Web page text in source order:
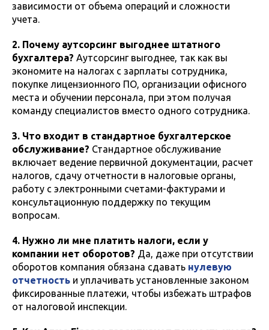
зависимости от объема операций и сложности
учета.
2. Почему аутсорсинг выгоднее штатного
бухгалтера? Аутсорсинг выгоднее, так как вы
экономите на налогах с зарплаты сотрудника,
покупке лицензионного ПО, организации офисного
места и обучении персонала, при этом получая
команду специалистов вместо одного сотрудника.
3. Что входит в стандартное бухгалтерское
обслуживание? Стандартное обслуживание
включает ведение первичной документации, расчет
налогов, сдачу отчетности в налоговые органы,
работу с электронными счетами-фактурами и
консультационную поддержку по текущим
вопросам.
4. Нужно ли мне платить налоги, если у
компании нет оборотов? Да, даже при отсутствии
оборотов компания обязана сдавать нулевую
отчетность и уплачивать установленные законом
фиксированные платежи, чтобы избежать штрафов
от налоговой инспекции.